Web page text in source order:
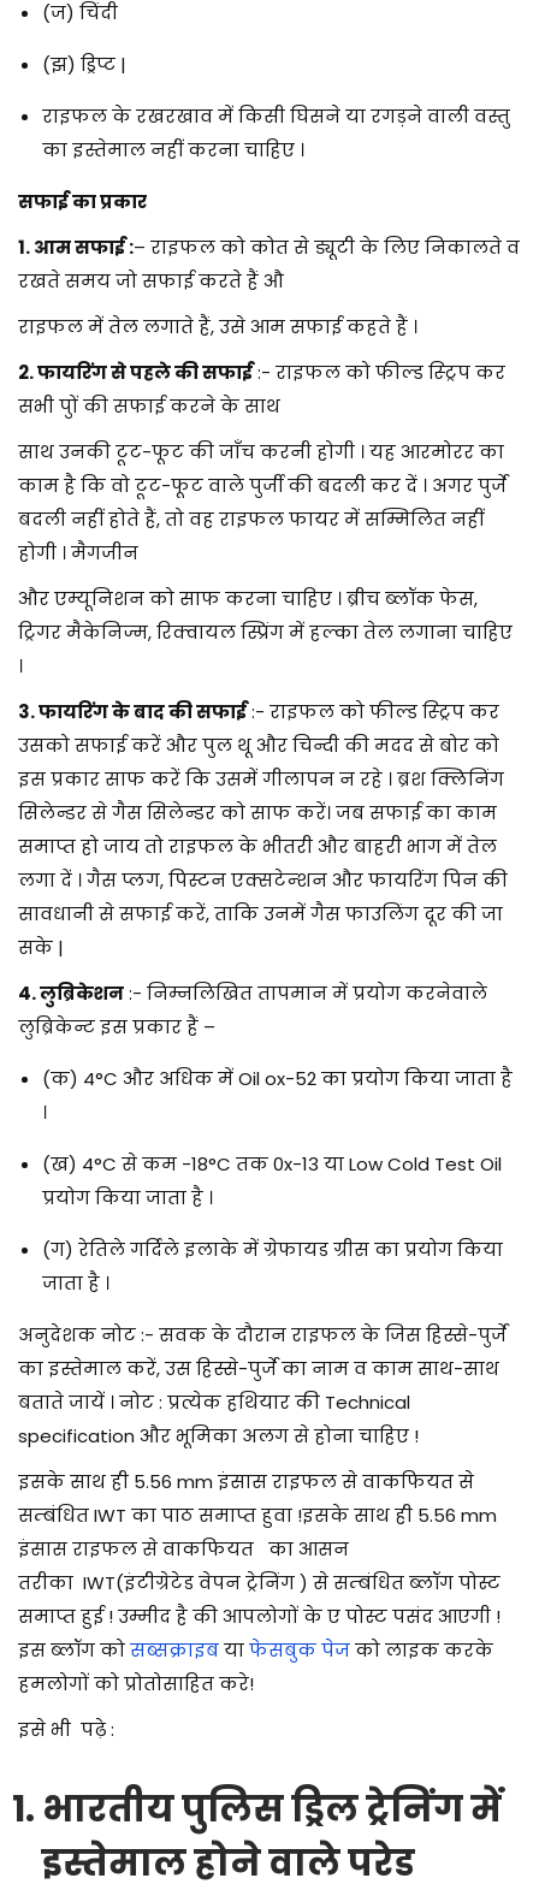
(ज) चिंदी
(झ) ड्रिप्ट |
राइफल के रखरखाव में किसी घिसने या रगड़ने वाली वस्तु
का इस्तेमाल नहीं करना चाहिए ।
सफाई का प्रकार
1. आम सफाई :– राइफल को कोत से ड्यूटी के लिए निकालते व
रखते समय जो सफाई करते हैं औ
राइफल में तेल लगाते हैं, उसे आम सफाई कहते हैं ।
2. फायरिंग से पहले की सफाई:- राइफल को फील्ड स्ट्रिप कर
सभी पुों की सफाई करने के साथ
साथ उनकी टूट-फूट की जाँच करनी होगी । यह आरमोरर का
काम है कि वो टूट-फूट वाले पुर्जी की बदली कर दें । अगर पुर्जे
बदली नहीं होते हैं, तो वह राइफल फायर में सम्मिलित नहीं
होगी । मैगजीन
और एम्यूनिशन को साफ करना चाहिए । ब्रीच ब्लॉक फेस,
ट्रिगर मैकेनिज्म, रिक्वायल स्प्रिंग में हल्का तेल लगाना चाहिए
।
3. फायरिंग के बाद की सफाई:- राइफल को फील्ड स्ट्रिप कर
उसको सफाई करें और पुल थू और चिन्दी की मदद से बोर को
इस प्रकार साफ करें कि उसमें गीलापन न रहे । ब्रश क्लिनिंग
सिलेन्डर से गैस सिलेन्डर को साफ करें। जब सफाई का काम
समाप्त हो जाय तो राइफल के भीतरी और बाहरी भाग में तेल
लगा दें । गैस प्लग, पिस्टन एक्सटेन्शन और फायरिंग पिन की
सावधानी से सफाई करें, ताकि उनमें गैस फाउलिंग दूर की जा
सके |
4. लुब्रिकेशन:- निम्नलिखित तापमान में प्रयोग करनेवाले
लुब्रिकेन्ट इस प्रकार हैं –
(क) 4°C और अधिक में Oil ox-52 का प्रयोग किया जाता है
।
(ख) 4°C से कम -18°C तक 0x-13 या Low Cold Test Oil
प्रयोग किया जाता है ।
(ग) रेतिले गर्दिले इलाके में ग्रेफायड ग्रीस का प्रयोग किया
जाता है ।
अनुदेशक नोट :- सवक के दौरान राइफल के जिस हिस्से-पुर्जे
का इस्तेमाल करें, उस हिस्से-पुर्जे का नाम व काम साथ-साथ
बताते जायें । नोट : प्रत्येक हथियार की Technical
specification और भूमिका अलग से होना चाहिए !
इसके साथ ही 5.56 mm इंसास राइफल से वाकफियत से
सम्बंधित IWT का पाठ समाप्त हुवा !इसके साथ ही 5.56 mm
इंसास राइफल से वाकफियत का आसन
तरीका IWT(इंटीग्रेटेड वेपन ट्रेनिंग ) से सम्बंधित ब्लॉग पोस्ट
समाप्त हुई ! उम्मीद है की आपलोगों के ए पोस्ट पसंद आएगी !
इस ब्लॉग कोसब्सक्राइबयाफेसबुक पेजको लाइक करके
हमलोगों को प्रोतोसाहित करे!
इसे भी पढ़े :
भारतीय पुलिस ड्रिल ट्रेनिंग में
इस्तेमाल होने वाले परेड